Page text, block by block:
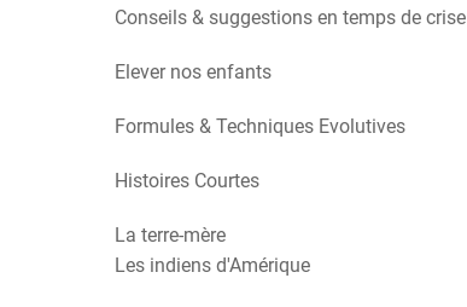
Conseils & suggestions en temps de crise
Elever nos enfants
Formules & Techniques Evolutives
Histoires Courtes
La terre-mère
Les indiens d'Amérique